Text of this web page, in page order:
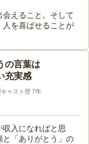
えること。そして
人を喜ばせることが
の言葉は
充実感
キャスト歴 7年
入になればと思
と「ありがとう」の